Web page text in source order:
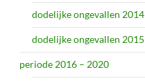
dodelijke ongevallen 2014
dodelijke ongevallen 2015
periode 2016 – 2020